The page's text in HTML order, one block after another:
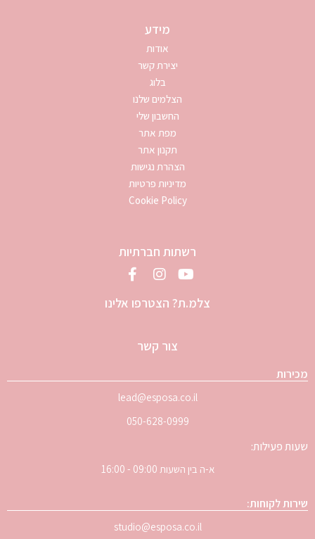
מידע
אודות
יצירת קשר
בלוג
הצלמים שלנו
החשבון שלי
מפת אתר
תקנון אתר
הצהרת נגישות
מדיניות פרטיות
Cookie Policy
רשתות חברתיות
צלמ.ת? הצטרפו אלינו
צור קשר
מכירות
lead@esposa.co.il
050-628-0999
שעות פעילות:
א-ה בין השעות 09:00 - 16:00
שירות לקוחות:
studio@esposa.co.il